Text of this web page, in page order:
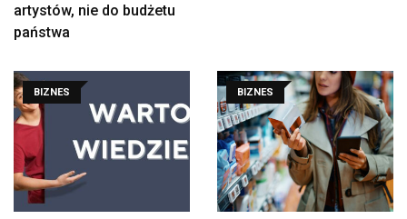
artystów, nie do budżetu
państwa
BIZNES BIZNES